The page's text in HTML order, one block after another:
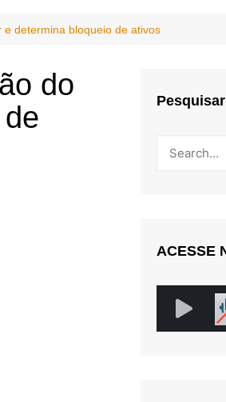
e determina bloqueio de ativos
do
Pesquisar
ACESSE